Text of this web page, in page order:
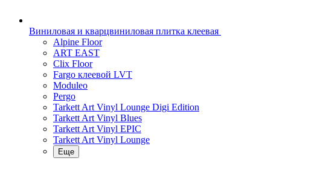
Виниловая и кварцвиниловая плитка клеевая
Alpine Floor
ART EAST
Clix Floor
Fargo клеевой LVT
Moduleo
Pergo
Tarkett Art Vinyl Lounge Digi Edition
Tarkett Art Vinyl Blues
Tarkett Art Vinyl EPIC
Tarkett Art Vinyl Lounge
Еще